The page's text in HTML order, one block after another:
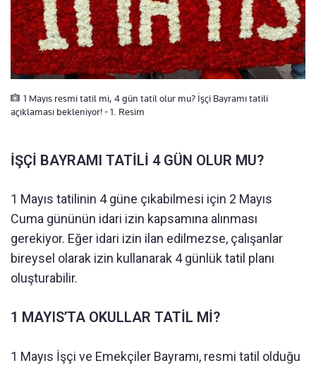
1 Mayıs resmi tatil mi, 4 gün tatil olur mu? İşçi Bayramı tatili
açıklaması bekleniyor! - 1. Resim
İŞÇİ BAYRAMI TATİLİ 4 GÜN OLUR MU?
1 Mayıs tatilinin 4 güne çıkabilmesi için 2 Mayıs
Cuma gününün idari izin kapsamına alınması
gerekiyor. Eğer idari izin ilan edilmezse, çalışanlar
bireysel olarak izin kullanarak 4 günlük tatil planı
oluşturabilir.
1 MAYIS’TA OKULLAR TATİL Mİ?
1 Mayıs İşçi ve Emekçiler Bayramı, resmi tatil olduğu